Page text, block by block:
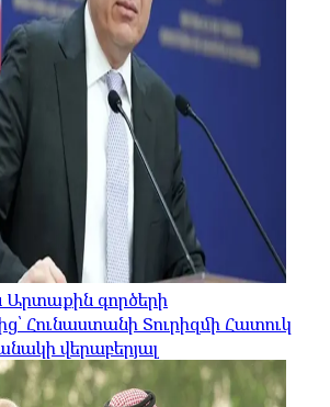
Արտաքին գործերի
Հունաստանի Տուրիզմի Հատուկ
վերաբերյալ